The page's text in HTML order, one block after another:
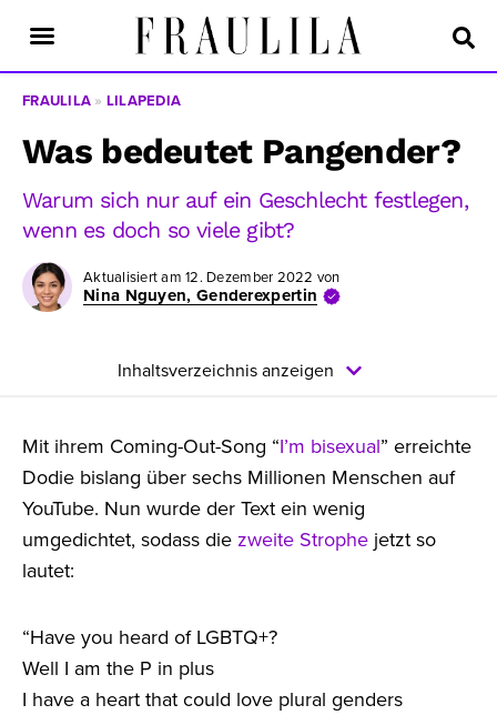
FRAULILA » LILAPEDIA
Was bedeutet Pangender?
Warum sich nur auf ein Geschlecht festlegen,
wenn es doch so viele gibt?
Aktualisiert am12. Dezember 2022 von
Nina Nguyen, Genderexpertin
Inhaltsverzeichnis anzeigen
Mit ihrem Coming-Out-Song “I’m bisexual” erreichte
Dodie bislang über sechs Millionen Menschen auf
YouTube. Nun wurde der Text ein wenig
umgedichtet, sodass die zweite Strophe jetzt so
lautet:
“Have you heard of LGBTQ+?
Well I am the P in plus
I have a heart that could love plural genders